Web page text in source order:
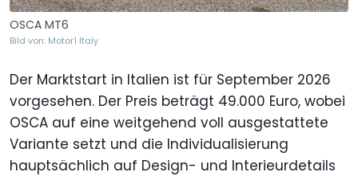
OSCA MT6
Bild von: Motor1 Italy
Der Marktstart in Italien ist für September 2026
vorgesehen. Der Preis beträgt 49.000 Euro, wobei
OSCA auf eine weitgehend voll ausgestattete
Variante setzt und die Individualisierung
hauptsächlich auf Design- und Interieurdetails